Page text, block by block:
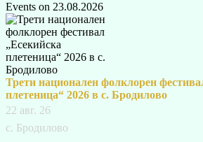
Events on 23.08.2026
Трети национален фолклорен
плетеница“ 2026 в с. Бродилово
22 авг. 26
с. Бродилово